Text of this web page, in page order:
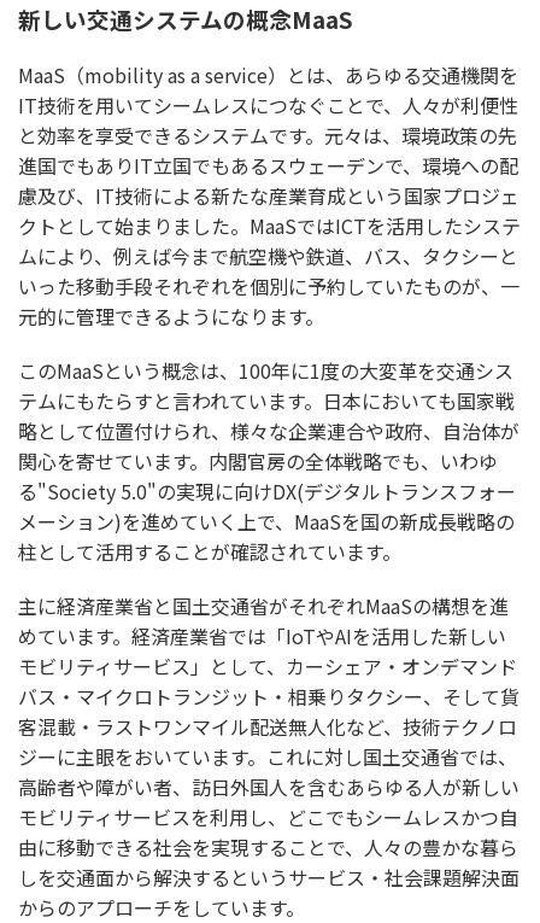
新しい交通システムの概念MaaS
MaaS（mobility as a service）とは、あらゆる交通機関を
IT技術を用いてシームレスにつなぐことで、人々が利便性
と効率を享受できるシステムです。元々は、環境政策の先
進国でもありIT立国でもあるスウェーデンで、環境への配
慮及び、IT技術による新たな産業育成という国家プロジェ
クトとして始まりました。MaaSではICTを活用したシステ
ムにより、例えば今まで航空機や鉄道、バス、タクシーと
いった移動手段それぞれを個別に予約していたものが、一
元的に管理できるようになります。
このMaaSという概念は、100年に1度の大変革を交通シス
テムにもたらすと言われています。日本においても国家戦
略として位置付けられ、様々な企業連合や政府、自治体が
関心を寄せています。内閣官房の全体戦略でも、いわゆ
る"Society 5.0"の実現に向けDX(デジタルトランスフォー
メーション)を進めていく上で、MaaSを国の新成長戦略の
柱として活用することが確認されています。
主に経済産業省と国土交通省がそれぞれMaaSの構想を進
めています。経済産業省では「IoTやAIを活用した新しい
モビリティサービス」として、カーシェア・オンデマンド
バス・マイクロトランジット・相乗りタクシー、そして貨
客混載・ラストワンマイル配送無人化など、技術テクノロ
ジーに主眼をおいています。これに対し国土交通省では、
⾼齢者や障がい者、訪⽇外国人を含むあらゆる人が新しい
モビリティサービスを利用し、どこでもシームレスかつ⾃
由に移動できる社会を実現することで、人々の豊かな暮ら
しを交通面から解決するというサービス・社会課題解決面
からのアプローチをしています。